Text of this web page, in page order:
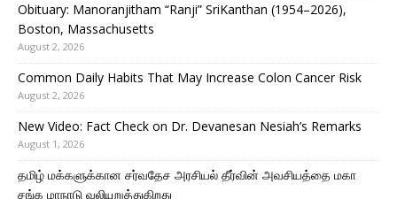
Obituary: Manoranjitham “Ranji” SriKanthan (1954–2026),
Boston, Massachusetts
August 2, 2026
Common Daily Habits That May Increase Colon Cancer Risk
August 2, 2026
New Video: Fact Check on Dr. Devanesan Nesiah’s Remarks
August 1, 2026
தமிழ் மக்களுக்கான சர்வதேச அரசியல் தீர்வின் அவசியத்தை மகா
சங்க மாநாடு வலியுறுத்துகிறது